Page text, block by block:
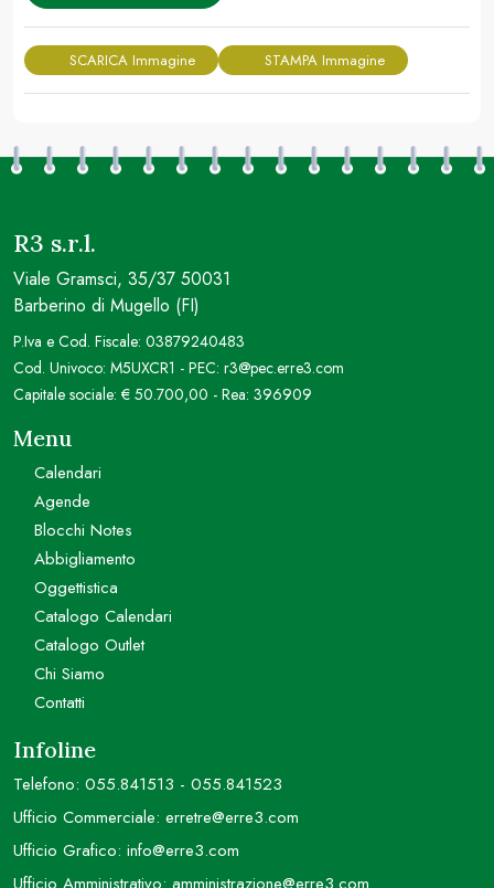
SCARICA Immagine STAMPA Immagine
R3 s.r.l.
Viale Gramsci, 35/37 50031
Barberino di Mugello (FI)
P.Iva e Cod. Fiscale: 03879240483
Cod. Univoco: M5UXCR1 - PEC: r3@pec.erre3.com
Capitale sociale: € 50.700,00 - Rea: 396909
Menu
Calendari
Agende
Blocchi Notes
Abbigliamento
Oggettistica
Catalogo Calendari
Catalogo Outlet
Chi Siamo
Contatti
Infoline
Telefono: 055.841513 - 055.841523
Ufficio Commerciale: erretre@erre3.com
Ufficio Grafico: info@erre3.com